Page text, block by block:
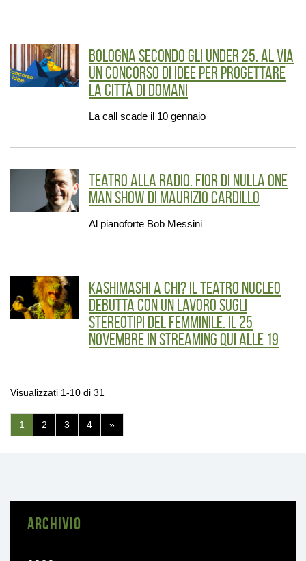
Bologna secondo gli under 25. Al via
un concorso di idee per progettare
la città di domani
La call scade il 10 gennaio
Teatro alla radio. Fior Di Nulla One
Man Show di Maurizio Cardillo
Al pianoforte Bob Messini
Kashimashi a chi? Il Teatro Nucleo
debutta con un lavoro sugli
stereotipi del femminile. Il 25
novembre in streaming qui alle 19
Visualizzati 1-10 di 31
1
(pagina
corrente)
2 3 4 »
ARCHIVIO